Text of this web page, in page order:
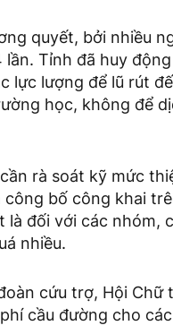
quyết, bởi nhiều
Tỉnh đã huy
lực lượng để lũ rút
học, không để
rà soát kỹ mức
bố công khai
là đối với các nhóm,
nhiều.
cứu trợ, Hội Chữ
cầu đường cho